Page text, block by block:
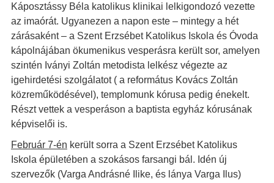
Káposztássy Béla katolikus klinikai lelkigondozó vezette
az imaórát. Ugyanezen a napon este – mintegy a hét
zárásaként – a Szent Erzsébet Katolikus Iskola és Óvoda
kápolnájában ökumenikus vesperásra került sor, amelyen
szintén Iványi Zoltán metodista lelkész végezte az
igehirdetési szolgálatot ( a református Kovács Zoltán
közreműködésével), templomunk kórusa pedig énekelt.
Részt vettek a vesperáson a baptista egyház kórusának
képviselői is.
Február 7-én került sorra a Szent Erzsébet Katolikus
Iskola épületében a szokásos farsangi bál. Idén új
szervezők (Varga Andrásné Ilike, és lánya Varga Ilus)